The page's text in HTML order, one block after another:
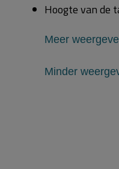
Hoogte van de
Meer
Minder